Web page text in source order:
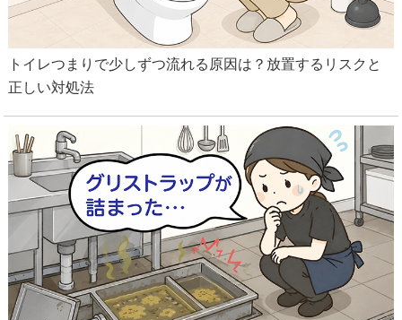
トイレつまりで少しずつ流れる原因は？放置するリスクと
正しい対処法